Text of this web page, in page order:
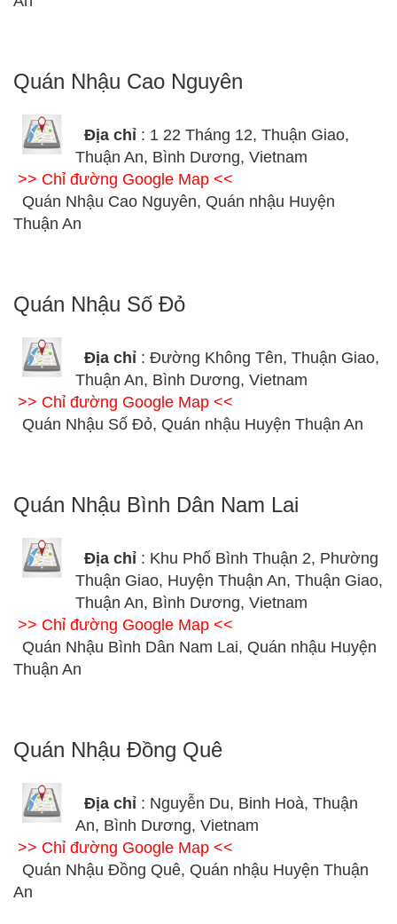
Quán Nhậu Cao Nguyên
Địa chỉ : 1 22 Tháng 12, Thuận Giao,
Thuận An, Bình Dương, Vietnam
>> Chỉ đường Google Map <<
Quán Nhậu Cao Nguyên, Quán nhậu Huyện
Thuận An
Quán Nhậu Số Đỏ
Địa chỉ : Đường Không Tên, Thuận Giao,
Thuận An, Bình Dương, Vietnam
>> Chỉ đường Google Map <<
Quán Nhậu Số Đỏ, Quán nhậu Huyện Thuận An
Quán Nhậu Bình Dân Nam Lai
Địa chỉ : Khu Phố Bình Thuận 2, Phường
Thuận Giao, Huyện Thuận An, Thuận Giao,
Thuận An, Bình Dương, Vietnam
>> Chỉ đường Google Map <<
Quán Nhậu Bình Dân Nam Lai, Quán nhậu Huyện
Thuận An
Quán Nhậu Đồng Quê
Địa chỉ : Nguyễn Du, Binh Hoà, Thuận
An, Bình Dương, Vietnam
>> Chỉ đường Google Map <<
Quán Nhậu Đồng Quê, Quán nhậu Huyện Thuận
An